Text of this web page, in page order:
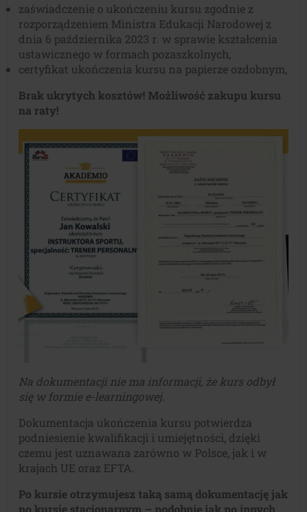
zaświadczenie o ukończeniu kursu zgodnie z
rozporządzeniem Ministra Edukacji Narodowej z
dnia 6 października 2023 r. w sprawie kształcenia
ustawicznego w formach pozaszkolnych,
certyfikat ukończenia kursu na papierze ozdobnym,
Brak ukrytych kosztów! Możliwość zakupu kursu
na raty!
Na dokumentacji nie ma informacji, że kurs odbył
się w formie e-learningowej.
Dokumentacja ukończenia kursu potwierdza
podniesienie kwalifikacji i umiejętności, dzięki
czemu jest uznawana zarówno w Polsce, jak i w
krajach UE oraz EFTA.
Po kursie otrzymujesz taką samą dokumentację jak
po kursie stacjonarnym – podobnie jak po innych